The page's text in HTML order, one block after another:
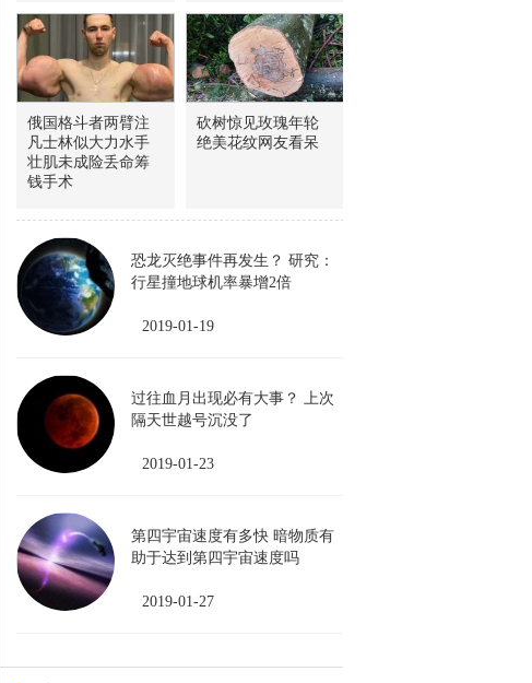
俄国格斗者两臂注
凡士林似大力水手
壮肌未成险丢命筹
钱手术
砍树惊见玫瑰年轮
绝美花纹网友看呆
恐龙灭绝事件再发生？ 研究：
行星撞地球机率暴增2倍
2019-01-19
过往血月出现必有大事？ 上次
隔天世越号沉没了
2019-01-23
第四宇宙速度有多快 暗物质有
助于达到第四宇宙速度吗
2019-01-27